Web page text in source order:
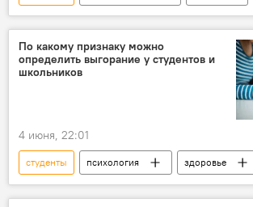
Узбекистан
мужчины
женщины
По какому признаку можно
определить выгорание у студентов и
школьников
4 июня, 22:01
студенты психология
здоровье
школьники
Образование